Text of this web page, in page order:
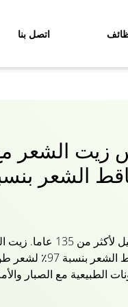
اتصل بنا
زيت الشعر
الشعر
دابر أملا هو سر الشعر الجميل
أملا المتقدم مع تقليل تساقط
الطبيعية مع الصبار